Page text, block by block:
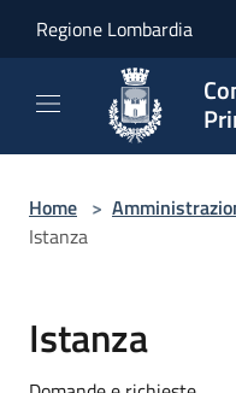
Regione Lombardia
Home >
Istanza
Istanza